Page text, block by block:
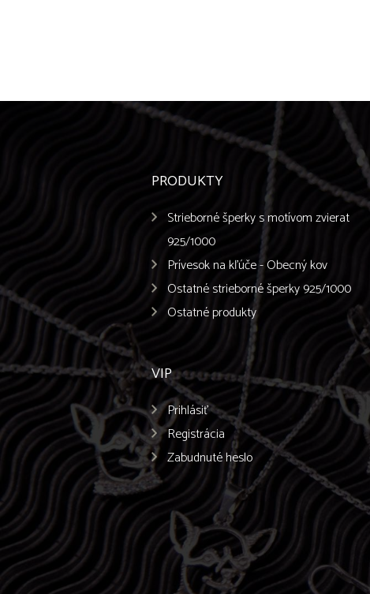
PRODUKTY
Strieborné šperky s motívom zvierat
925/1000
Prívesok na kľúče - Obecný kov
Ostatné strieborné šperky 925/1000
Ostatné produkty
VIP
Prihlásiť
Registrácia
Zabudnuté heslo